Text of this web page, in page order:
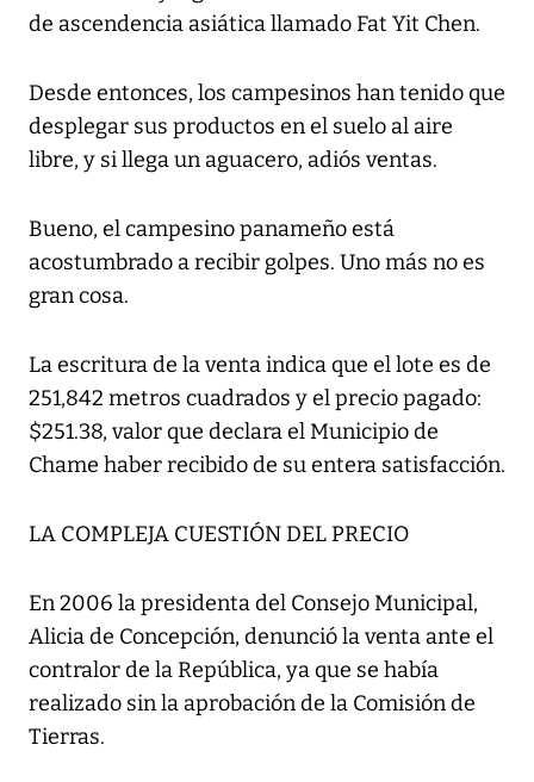
de ascendencia asiática llamado Fat Yit Chen.
Desde entonces, los campesinos han tenido que
desplegar sus productos en el suelo al aire
libre, y si llega un aguacero, adiós ventas.
Bueno, el campesino panameño está
acostumbrado a recibir golpes. Uno más no es
gran cosa.
La escritura de la venta indica que el lote es de
251,842 metros cuadrados y el precio pagado:
$251.38, valor que declara el Municipio de
Chame haber recibido de su entera satisfacción.
LA COMPLEJA CUESTIÓN DEL PRECIO
En 2006 la presidenta del Consejo Municipal,
Alicia de Concepción, denunció la venta ante el
contralor de la República, ya que se había
realizado sin la aprobación de la Comisión de
Tierras.